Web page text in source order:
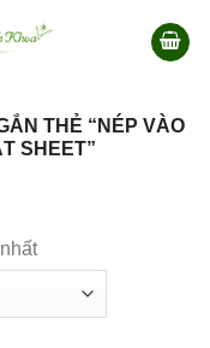
THẺ “NÉP VÀO
SHEET”